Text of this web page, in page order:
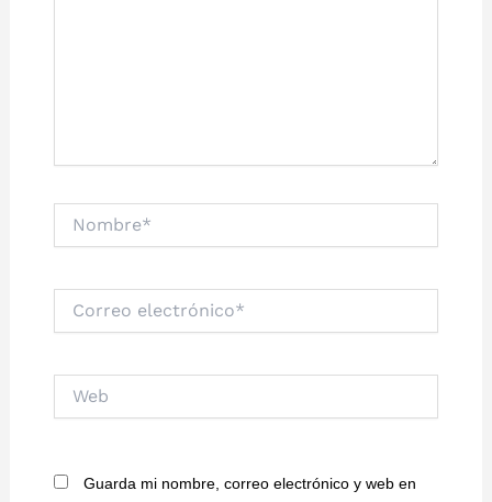
electrónico*
Guarda mi nombre, correo electrónico y web en